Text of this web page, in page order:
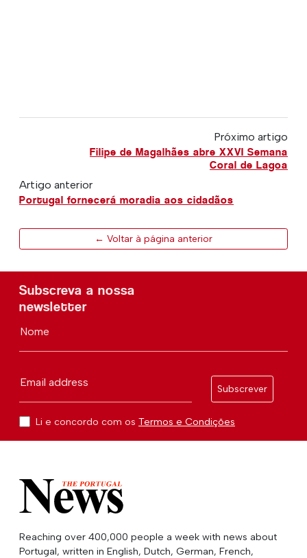
Próximo artigo
Filipe de Magalhães abre XXVI Semana
Coral de Lagoa
Artigo anterior
Portugal fornecerá moradia aos cidadãos
← Voltar à página anterior
Subscreva a nossa
newsletter
Nome
Email address
Subscrever
Li e concordo com os Termos e Condições
Reaching over 400,000 people a week with news about
Portugal, written in English, Dutch, German, French,